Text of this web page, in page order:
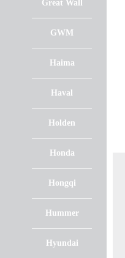
Great Wall
GWM
Haima
Haval
Holden
Honda
Hongqi
Hummer
Hyundai